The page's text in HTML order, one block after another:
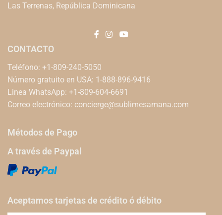
Las Terrenas, República Dominicana
CONTACTO
Teléfono: +1-809-240-5050
Número gratuito en USA: 1-888-896-9416
Linea WhatsApp: +1-809-604-6691
Correo electrónico: concierge@sublimesamana.com
Métodos de Pago
A través de Paypal
Aceptamos tarjetas de crédito ó débito